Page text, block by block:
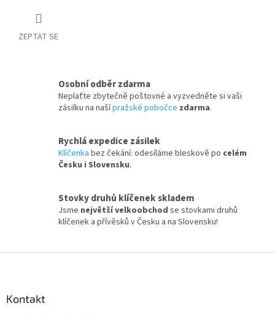
ZEPTAT SE
Osobní odběr zdarma
Neplaťte zbytečně poštovné a vyzvedněte si vaši
zásilku na našípražské pobočce zdarma.
Rychlá expedice zásilek
Klíčenka bez čekání: odesíláme bleskově po celém
Česku i Slovensku.
Stovky druhů klíčenek skladem
Jsme největší velkoobchod se stovkami druhů
klíčenek a přívěsků v Česku a na Slovensku!
Kontakt